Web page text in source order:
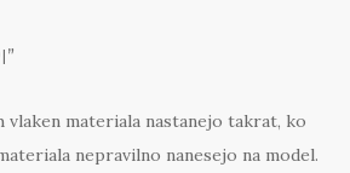
vlaken materiala nastanejo takrat, ko
nepravilno nanesejo na model.